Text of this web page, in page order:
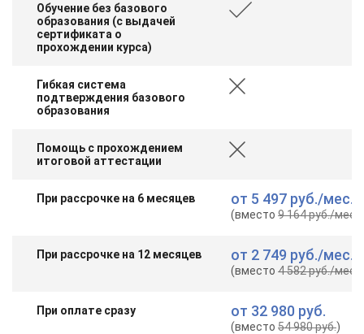
Обучение без базового
образования (с выдачей
сертификата о
прохождении курса)
Гибкая система
подтверждения базового
образования
Помощь с прохождением
итоговой аттестации
При рассрочке на 6 месяцев от 5 497 руб./мес.
(вместо9 164 руб./мес.
При рассрочке на 12 месяцев от 2 749 руб./мес.
(вместо4 582 руб./мес.
При оплате сразу от 32 980 руб.
(вместо54 980 руб.)